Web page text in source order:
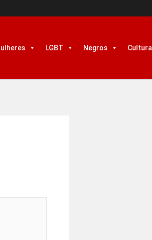
LGBT Negros Cultura